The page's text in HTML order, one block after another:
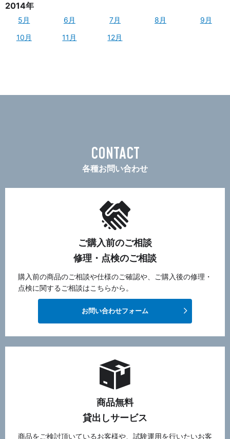
2014年
5月 6月 7月 8月
9月
10月
11月 12月
CONTACT
各種お問い合わせ
ご購入前のご相談
修理・点検のご相談
購入前の商品のご相談や仕様のご確認や、ご購入後の修理・
点検に関するご相談はこちらから。
お問い合わせフォーム
商品無料
貸出しサービス
商品をご検討頂いているお客様や、試験運用を行いたいお客